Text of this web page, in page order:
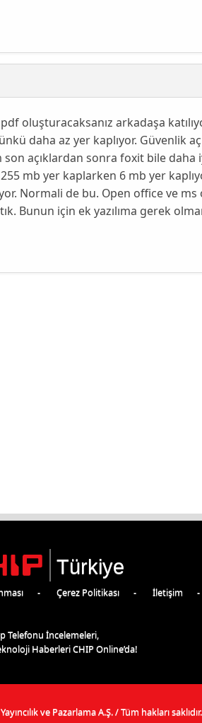
oluşturacaksanız arkadaşa
daha az yer kaplıyor. Güvenlik
açıklardan sonra foxit bile daha
mb yer kaplarken 6 mb yer
Normali de bu. Open office ve
Bunun için ek yazılıma gerek
Türkiye
Çerez Politikası İletişim
Telefonu İncelemeleri,
Haberleri CHIP Online’da!
ve Pazarlama A.Ş./ Tüm hakları saklıdır.